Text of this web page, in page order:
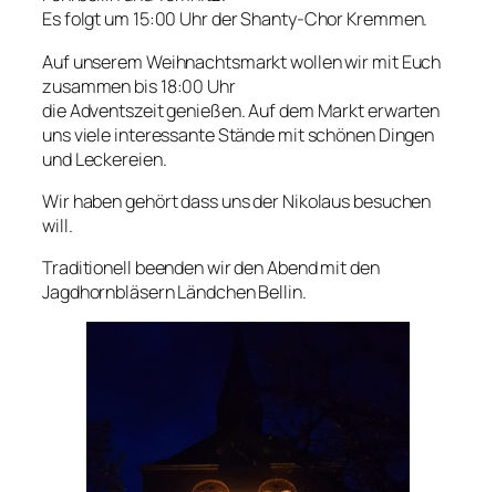
Es folgt um 15:00 Uhr der Shanty-Chor Kremmen.
Auf unserem Weihnachtsmarkt wollen wir mit Euch
zusammen bis 18:00 Uhr
die Adventszeit genießen. Auf dem Markt erwarten
uns viele interessante Stände mit schönen Dingen
und Leckereien.
Wir haben gehört dass uns der Nikolaus besuchen
will.
Traditionell beenden wir den Abend mit den
Jagdhornbläsern Ländchen Bellin.